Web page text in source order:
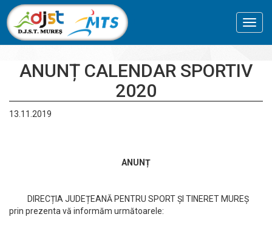
ANUNȚ CALENDAR SPORTIV
2020
13.11.2019
ANUNȚ
DIRECȚIA JUDEȚEANĂ PENTRU SPORT ȘI TINERET MUREȘ
prin prezenta vă informăm următoarele: